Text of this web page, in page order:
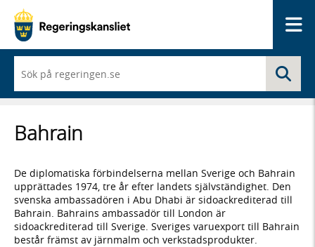
du
börjar
skriva
framträder
en
med
sökförslag
Bahrain
De diplomatiska förbindelserna mellan Sverige och Bahrain
upprättades 1974, tre år efter landets självständighet. Den
svenska ambassadören i Abu Dhabi är sidoackrediterad till
Bahrain. Bahrains ambassadör till London är
sidoackrediterad till Sverige. Sveriges varuexport till Bahrain
består främst av järnmalm och verkstadsprodukter.